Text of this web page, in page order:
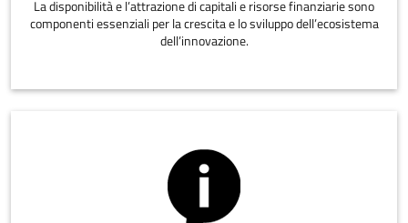
La disponibilità e l’attrazione di capitali e risorse finanziarie sono
componenti essenziali per la crescita e lo sviluppo dell’ecosistema
dell’innovazione.